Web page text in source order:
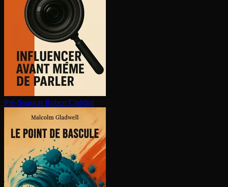
Pré-Suasion Robert Cialdini